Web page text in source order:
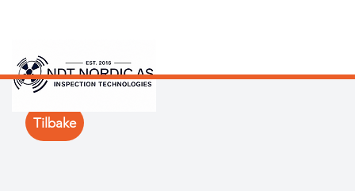
Tilbake